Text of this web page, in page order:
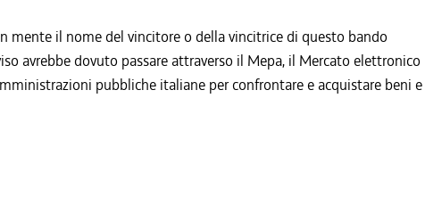
mente il nome del vincitore o della vincitrice di questo bando
avrebbe dovuto passare attraverso il Mepa, il Mercato elettronico
pubbliche italiane per confrontare e acquistare beni e